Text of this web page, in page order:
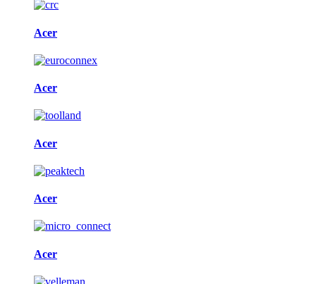
Acer
Acer
Acer
Acer
Acer